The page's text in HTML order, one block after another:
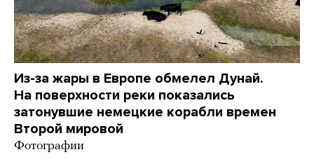
Из-за жары в Европе обмелел Дунай.
На поверхности реки показались
затонувшие немецкие корабли времен
Второй мировой
Фотографии